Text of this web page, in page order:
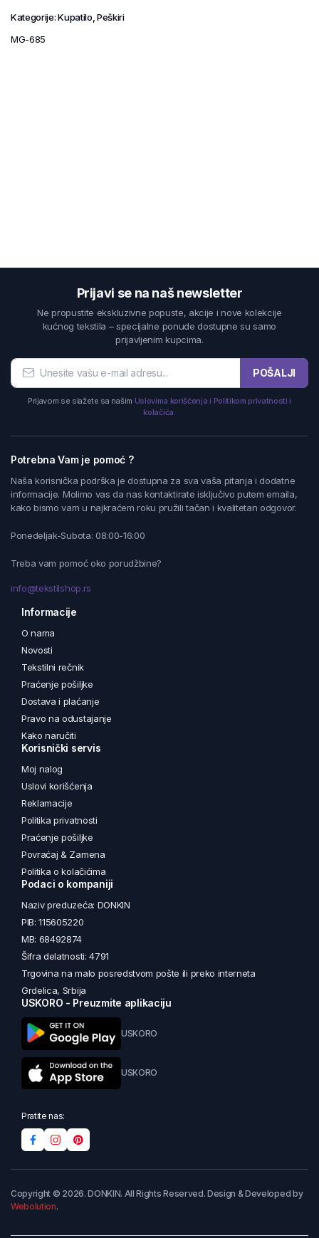
Kategorije:Kupatilo Peškiri
MG-685
Prijavi se na naš newsletter
Ne propustite ekskluzivne popuste, akcije i nove kolekcije
kućnog tekstila – specijalne ponude dostupne su samo
prijavljenim kupcima.
POŠALJI
Prijavom se slažete sa našim Uslovima korišćenja i Politikom privatnosti i
kolačića.
Potrebna Vam je pomoć ?
Naša korisnička podrška je dostupna za sva vaša pitanja i dodatne
informacije. Molimo vas da nas kontaktirate isključivo putem emaila,
kako bismo vam u najkraćem roku pružili tačan i kvalitetan odgovor.
Ponedeljak-Subota: 08:00-16:00
Treba vam pomoć oko porudžbine?
info@tekstilshop.rs
Informacije
O nama
Novosti
Tekstilni rečnik
Praćenje pošiljke
Dostava i plaćanje
Pravo na odustajanje
Kako naručiti
Korisnički servis
Moj nalog
Uslovi korišćenja
Reklamacije
Politika privatnosti
Praćenje pošiljke
Povraćaj & Zamena
Politika o kolačićima
Podaci o kompaniji
Naziv preduzeća: DONKIN
PIB: 115605220
MB: 68492874
Šifra delatnosti: 4791
Trgovina na malo posredstvom pošte ili preko interneta
Grdelica, Srbija
USKORO - Preuzmite aplikaciju
USKORO
USKORO
Pratite nas:
Copyright © 2026. DONKIN. All Rights Reserved. Design & Developed by
Webolution.